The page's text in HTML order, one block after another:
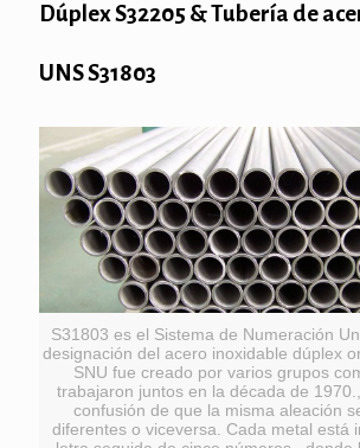
Dúplex S32205 & Tubería de
UNS S31803
S31803 es el Sistema de Numeración
designación del acero inoxidable dúplex
SNU fue creado por varios grupos
trabajaron juntos en la década de
confusión de que la misma aleación
diferentes o viceversa. Cada metal está